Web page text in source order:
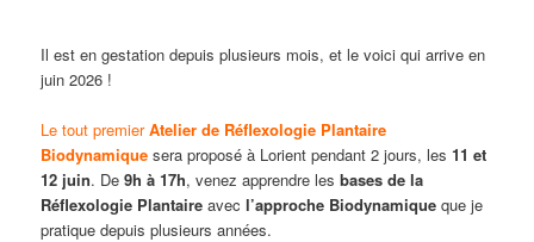
Il est en gestation depuis plusieurs mois, et le voici qui arrive en
juin 2026 !
Le tout premierAtelier de Réflexologie Plantaire
Biodynamique sera proposé à Lorient pendant 2 jours, les11 et
12 juin. De 9h à 17h, venez apprendre lesbases de la
Réflexologie Plantaireavec l’approche Biodynamique que je
pratique depuis plusieurs années.